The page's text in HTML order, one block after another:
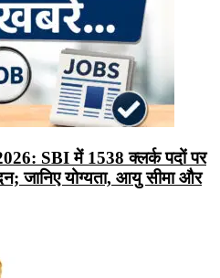
SBI में 1538 क्लर्क पदों पर
जानिए योग्यता, आयु सीमा और